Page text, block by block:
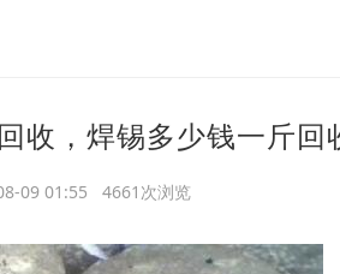
收，焊锡多少钱一斤回
09 01:55 4661次浏览